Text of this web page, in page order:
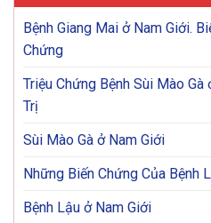
Bệnh Giang Mai ở Nam Giới.
Chứng
Triệu Chứng Bệnh Sùi Mào
Trị
Sùi Mào Gà ở Nam Giới
Những Biến Chứng Của Bệnh
Bệnh Lậu ở Nam Giới